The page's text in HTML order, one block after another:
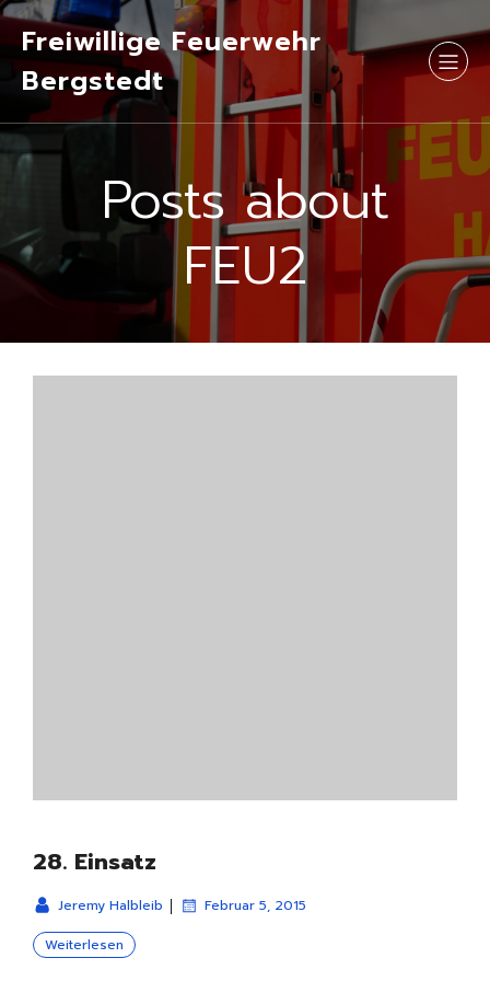
Freiwillige Feuerwehr
Bergstedt
Posts about
FEU2
28. Einsatz
Jeremy Halbleib | Februar 5, 2015
Weiterlesen